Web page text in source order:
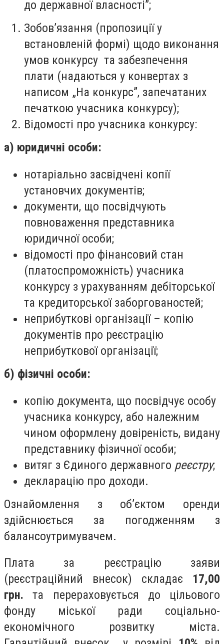
до державної власності”;
Зобов’язання (пропозиції у
встановленій формі) щодо виконання
умов конкурсу та забезпечення
плати (надаються у конвертах з
написом „На конкурс”, запечатаних
печаткою учасника конкурсу);
Відомості про учасника конкурсу:
а) юридичні особи:
нотаріально засвідчені копії
установчих документів;
документи, що посвідчують
повноваження представника
юридичної особи;
відомості про фінансовий стан
(платоспроможність) учасника
конкурсу з урахуванням дебіторської
та кредиторської заборгованостей;
неприбуткові організації – копію
документів про реєстрацію
неприбуткової організації;
б) фізичні особи:
копію документа, що посвідчує особу
учасника конкурсу, або належним
чином оформлену довіреність, видану
представнику фізичної особи;
витяг з Єдиного державного реєстру;
декларацію про доходи.
Ознайомлення з об’єктом оренди
здійснюється за погодженням з
балансоутримувачем.
Плата за реєстрацію заяви
(реєстраційний внесок) складає 17,00
грн. та перераховується до цільового
фонду міської ради соціально-
економічного розвитку міста.